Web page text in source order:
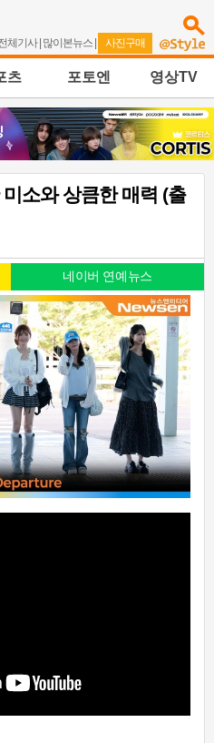
체기사| 많이본뉴스 | 사진구매
츠 포토엔 영상TV
소와 상큼한 매력 (출
네이버 연예뉴스